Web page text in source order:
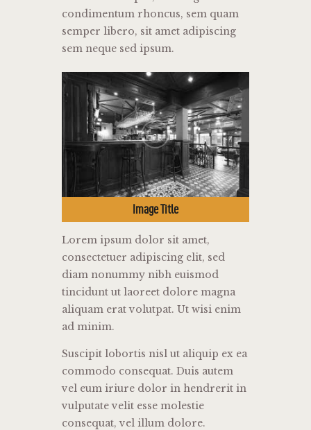
condimentum rhoncus, sem quam
semper libero, sit amet adipiscing
sem neque sed ipsum.
Image Title
Lorem ipsum dolor sit amet,
consectetuer adipiscing elit, sed
diam nonummy nibh euismod
tincidunt ut laoreet dolore magna
aliquam erat volutpat. Ut wisi enim
ad minim.
Suscipit lobortis nisl ut aliquip ex ea
commodo consequat. Duis autem
vel eum iriure dolor in hendrerit in
vulputate velit esse molestie
consequat, vel illum dolore.